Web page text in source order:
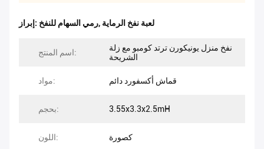
إبراز: رمي السهام للنفخ, لعبة نفخ الرماية
اسم المنتج:
نفخ منزل يونيكورن ترتد كومبو مع زلة
الشريحة
مواد: قماش أكسفورد دائم
بحجم: 3.55x3.3x2.5mH
اللون: كصورة